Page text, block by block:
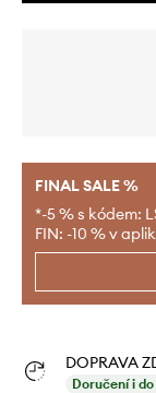
FINAL SALE %
*-5 % s kódem:
FIN: -10 % v
DOPRAVA
Doručení i